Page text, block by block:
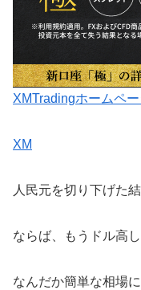
XMTradingホームペー
XM
人民元を切り下げた
ならば、もうドル高
なんだか簡単な相場